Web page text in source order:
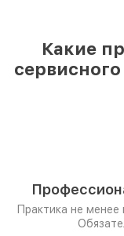
Какие
Практика не менее